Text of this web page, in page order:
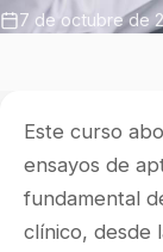
7 de octubre de
Este curso
ensayos de
fundamental
clínico, desde